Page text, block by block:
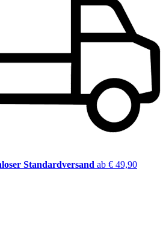
Standardversand ab € 49,90